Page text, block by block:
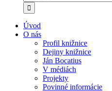
Úvod
O nás
Profil knižnice
Dejiny knižnice
Ján Bocatius
V médiách
Projekty
Povinné informácie